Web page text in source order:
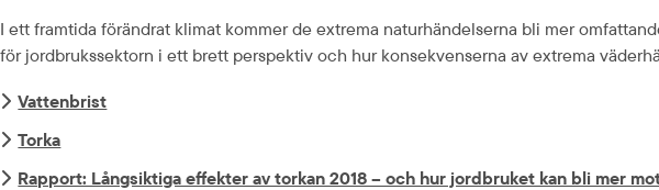
I ett framtida förändrat klimat kommer de extrema naturhändelserna bli mer
för jordbrukssektorn i ett brett perspektiv och hur konsekvenserna av extrema
Vattenbrist
Torka
Rapport: Långsiktiga effekter av torkan 2018 – och hur jordbruket kan bli mer